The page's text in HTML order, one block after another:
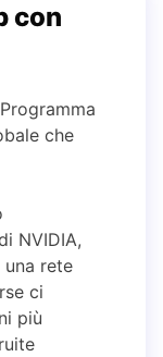
con
che
NVIDIA,
una rete
ci
più